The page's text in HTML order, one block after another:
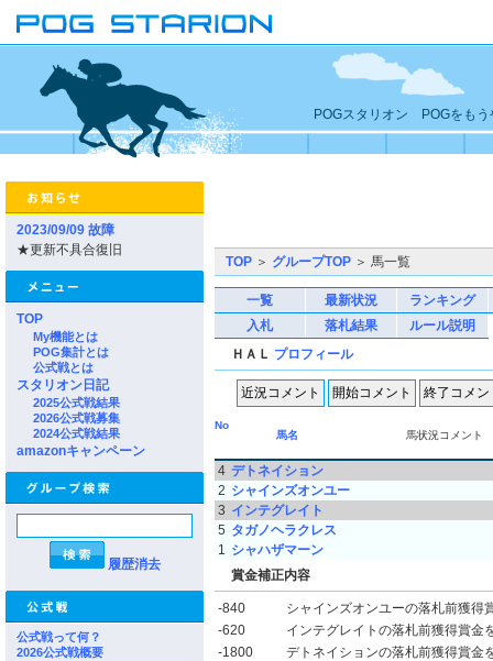
POGスタリオン POGをもう
2023/09/09 故障
★更新不具合復旧
TOP
My機能とは
POG集計とは
公式戦とは
スタリオン日記
2025公式戦結果
2026公式戦募集
2024公式戦結果
amazonキャンペーン
履歴消去
公式戦って何？
2026公式戦概要
TOP ＞ グループTOP ＞ 馬一覧
一覧 最新状況
ランキング
入札
落札結果
ルール説明
ＨＡＬ プロフィール
No
馬名
馬状況コメント
4 デトネイション
2 シャインズオンユー
3 インテグレイト
5 タガノヘラクレス
1 シャハザマーン
賞金補正内容
-840
シャインズオンユーの落札前獲得
-620
インテグレイトの落札前獲得賞金
-1800
デトネイションの落札前獲得賞金